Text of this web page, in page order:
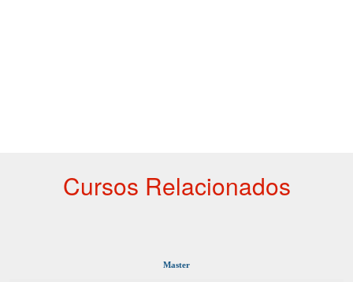
Cursos Relacionados
Master